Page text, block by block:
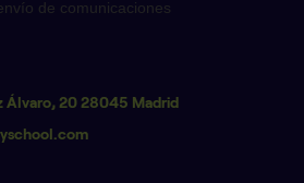
Álvaro, 20 28045 Madrid